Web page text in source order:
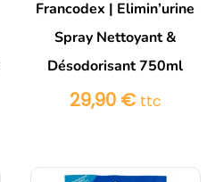
Francodex | Elimin’urine
Spray Nettoyant &
Désodorisant 750ml
29,90 € ttc